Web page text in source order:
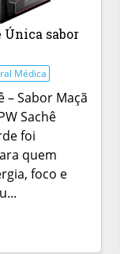
Única sabor
Médica
– Sabor Maçã
Sachê
foi
quem
foco e